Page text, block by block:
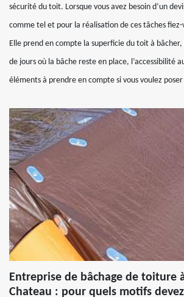
sécurité du toit. Lorsque vous avez besoin d’un
comme tel et pour la réalisation de ces tâches
Elle prend en compte la superficie du toit à
de jours où la bâche reste en place, l’accessibilité
éléments à prendre en compte si vous voulez
Entreprise de bâchage de toiture
Chateau : pour quels motifs